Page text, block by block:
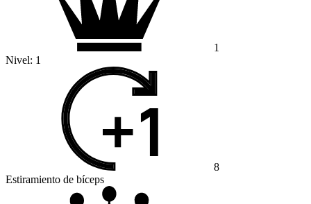
1
Nivel: 1
8
Estiramiento de bíceps